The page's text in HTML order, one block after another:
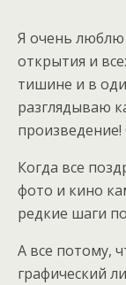
Я очень люблю
открытия и
тишине и в
разглядываю
произведение!
Когда все
фото и кино
редкие шаги
А все потому,
графический